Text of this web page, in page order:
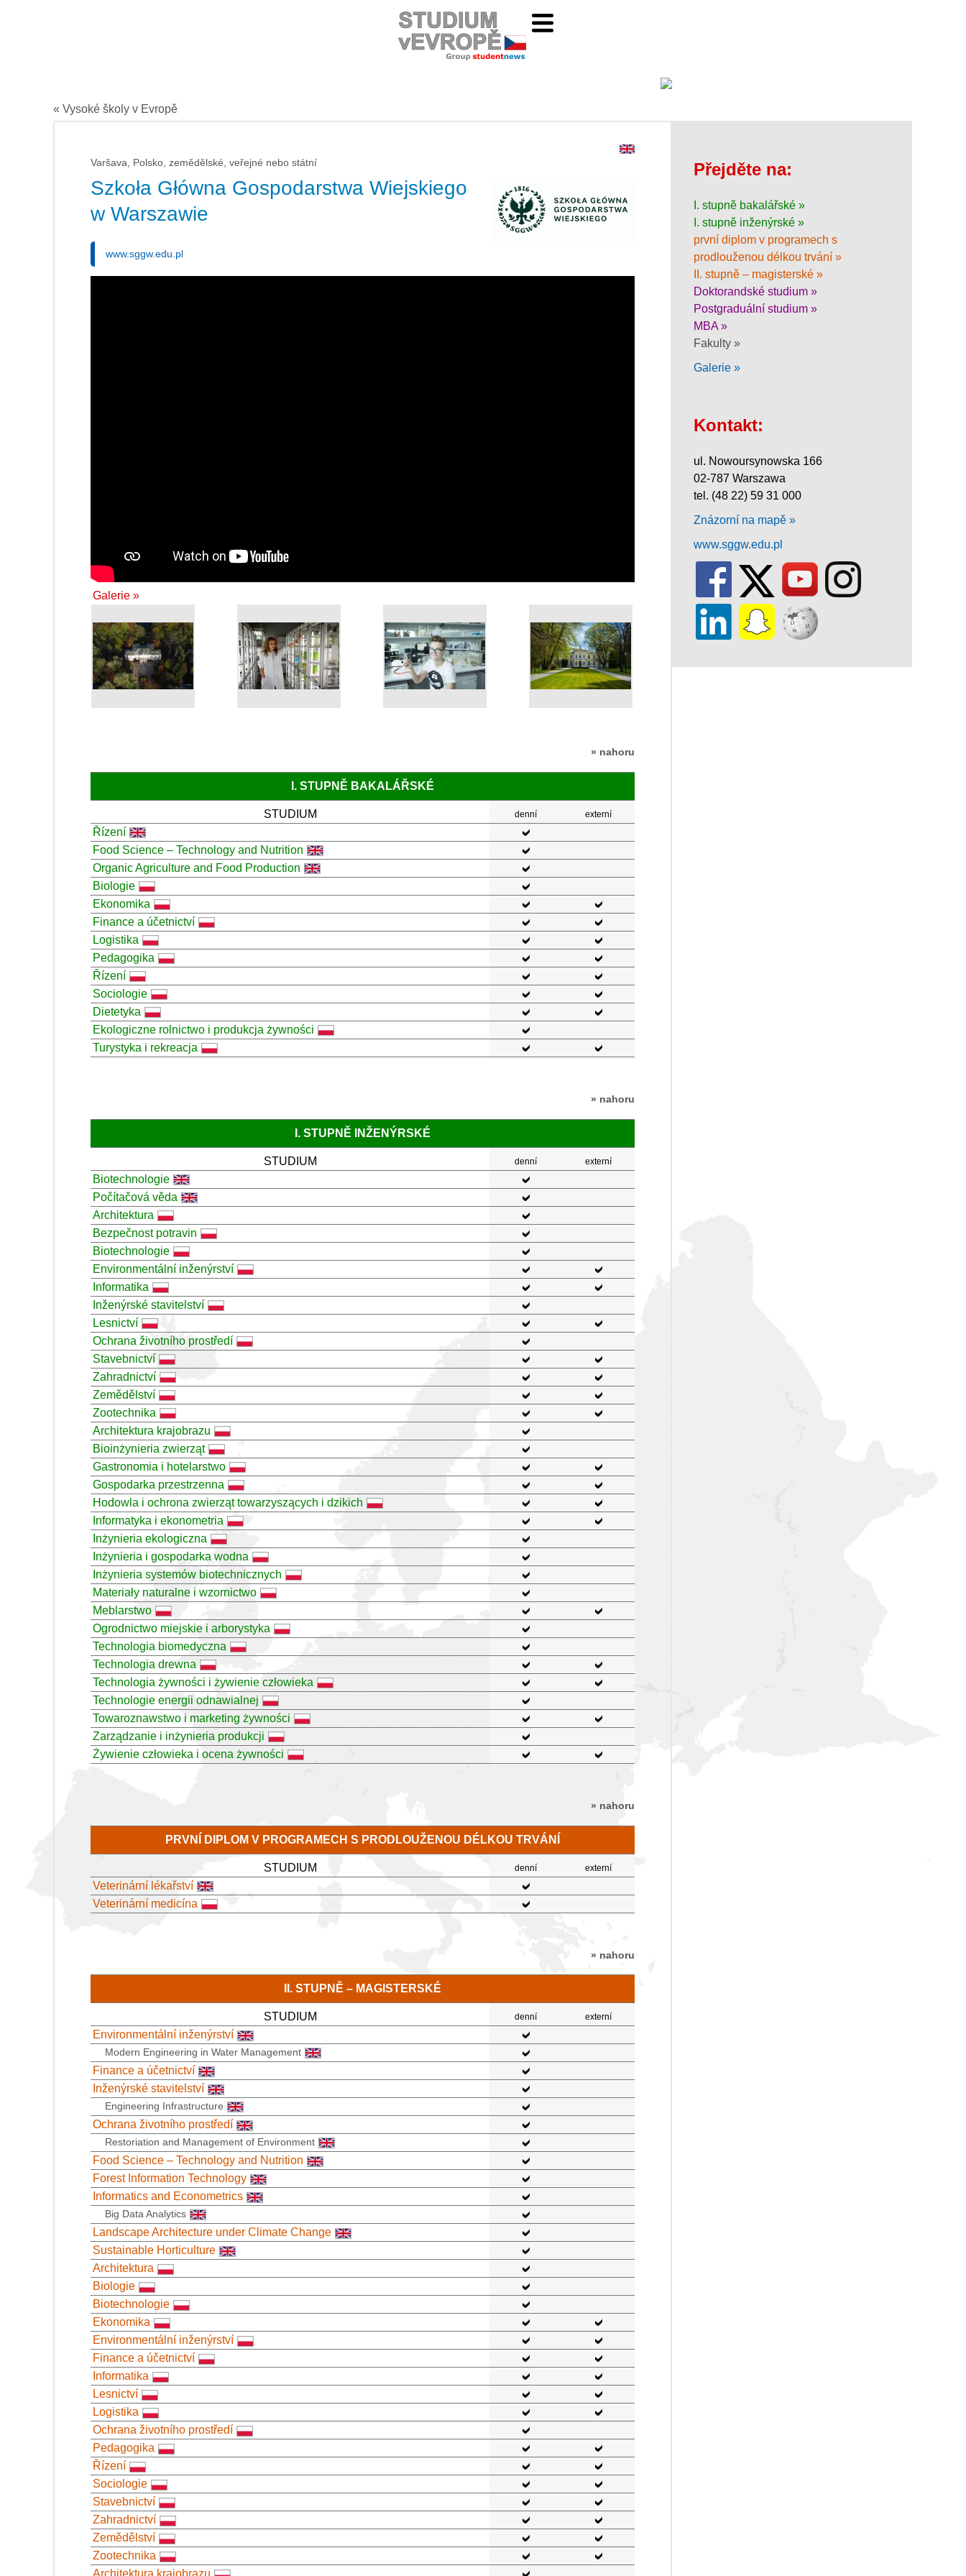
« Vysoké školy v Evropě
Varšava, Polsko, zemědělské, veřejné nebo státní
Szkoła Główna Gospodarstwa Wiejskiego
w Warszawie
www.sggw.edu.pl
Galerie »
» nahoru
I. STUPNĚ BAKALÁŘSKÉ
STUDIUM denní externí
Řízení
Food Science – Technology and Nutrition
Organic Agriculture and Food Production
Biologie
Ekonomika
Finance a účetnictví
Logistika
Pedagogika
Řízení
Sociologie
Dietetyka
Ekologiczne rolnictwo i produkcja żywności
Turystyka i rekreacja
» nahoru
I. STUPNĚ INŽENÝRSKÉ
STUDIUM denní externí
Biotechnologie
Počítačová věda
Architektura
Bezpečnost potravin
Biotechnologie
Environmentální inženýrství
Informatika
Inženýrské stavitelství
Lesnictví
Ochrana životního prostředí
Stavebnictví
Zahradnictví
Zemědělství
Zootechnika
Architektura krajobrazu
Bioinżynieria zwierząt
Gastronomia i hotelarstwo
Gospodarka przestrzenna
Hodowla i ochrona zwierząt towarzyszących i dzikich
Informatyka i ekonometria
Inżynieria ekologiczna
Inżynieria i gospodarka wodna
Inżynieria systemów biotechnicznych
Materiały naturalne i wzornictwo
Meblarstwo
Ogrodnictwo miejskie i arborystyka
Technologia biomedyczna
Technologia drewna
Technologia żywności i żywienie człowieka
Technologie energii odnawialnej
Towaroznawstwo i marketing żywności
Zarządzanie i inżynieria produkcji
Żywienie człowieka i ocena żywności
» nahoru
PRVNÍ DIPLOM V PROGRAMECH S PRODLOUŽENOU DÉLKOU TRVÁNÍ
STUDIUM denní externí
Veterinární lékařství
Veterinární medicína
» nahoru
II. STUPNĚ – MAGISTERSKÉ
STUDIUM denní externí
Environmentální inženýrství
Modern Engineering in Water Management
Finance a účetnictví
Inženýrské stavitelství
Engineering Infrastructure
Ochrana životního prostředí
Restoriation and Management of Environment
Food Science – Technology and Nutrition
Forest Information Technology
Informatics and Econometrics
Big Data Analytics
Landscape Architecture under Climate Change
Sustainable Horticulture
Architektura
Biologie
Biotechnologie
Ekonomika
Environmentální inženýrství
Finance a účetnictví
Informatika
Lesnictví
Logistika
Ochrana životního prostředí
Pedagogika
Řízení
Sociologie
Stavebnictví
Zahradnictví
Zemědělství
Zootechnika
Přejděte na:
I. stupně bakalářské »
I. stupně inženýrské »
první diplom v programech s
prodlouženou délkou trvání »
II. stupně – magisterské »
Doktorandské studium »
Postgraduální studium »
MBA »
Fakulty »
Galerie »
Kontakt:
ul. Nowoursynowska 166
02-787 Warszawa
tel. (48 22) 59 31 000
Znázorní na mapě »
www.sggw.edu.pl